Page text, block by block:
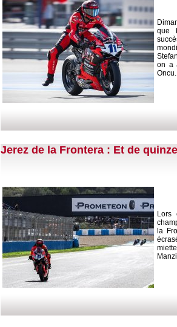
que
on a
Oncu.
Jerez de la Frontera : Et de
Lors
la